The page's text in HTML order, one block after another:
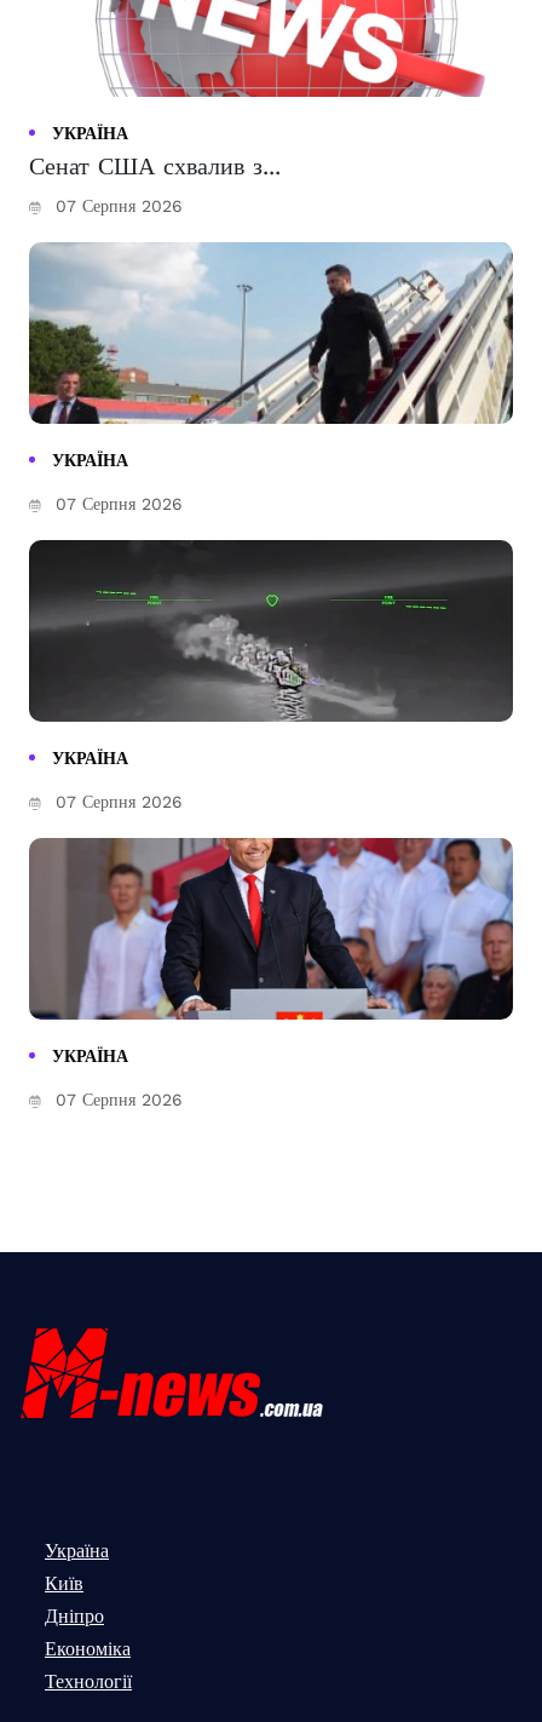
УКРАЇНА
Сенат США схвалив з...
07 Серпня 2026
УКРАЇНА
07 Серпня 2026
УКРАЇНА
07 Серпня 2026
УКРАЇНА
07 Серпня 2026
Україна
Київ
Дніпро
Економіка
Технології